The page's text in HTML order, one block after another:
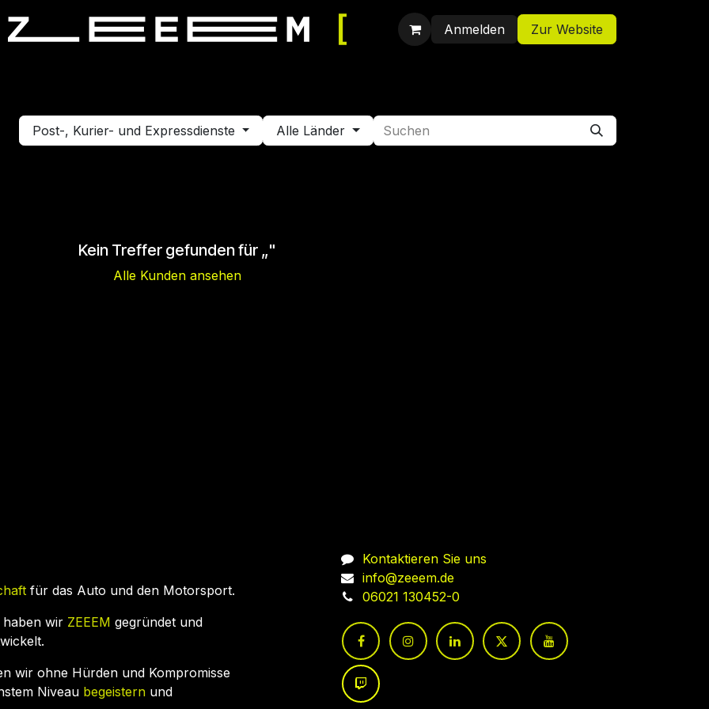
Anmelden Zur Website
Post-, Kurier- und Expressdienste Alle Länder
Kein Treffer gefunden für „"
Alle Kunden ansehen
für das Auto und den Motorsport.
haben wir ZEEEM gegründet und
wir ohne Hürden und Kompromisse
Niveau begeistern und
Kontaktieren Sie uns
info@zeeem.de
06021 130452-0